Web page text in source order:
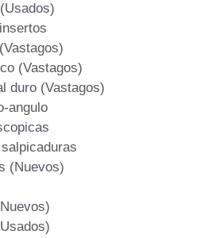
(Vastagos)
duro (Vastagos)
angulo
(Nuevos)